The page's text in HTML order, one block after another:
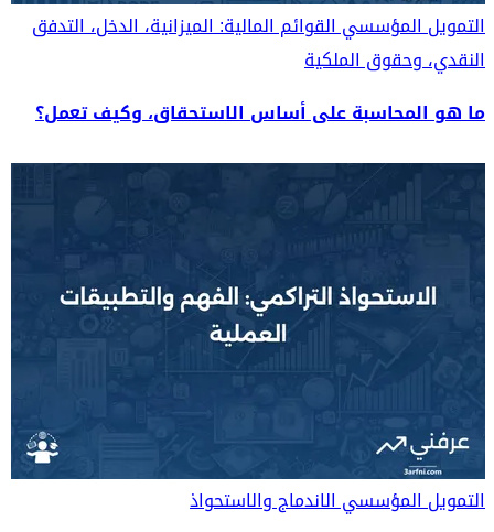
التمويل المؤسسيالقوائم المالية: الميزانية، الدخل، التدفق
النقدي، وحقوق الملكية
ما هو المحاسبة على أساس الاستحقاق، وكيف تعمل؟
التمويل المؤسسيالاندماج والاستحواذ